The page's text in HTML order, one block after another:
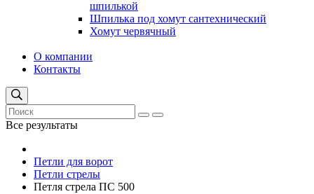
шпилькой
Шпилька под хомут сантехнический
Хомут червячный
О компании
Контакты
Все результаты
Петли для ворот
Петли стрелы
Петля стрела ПС 500